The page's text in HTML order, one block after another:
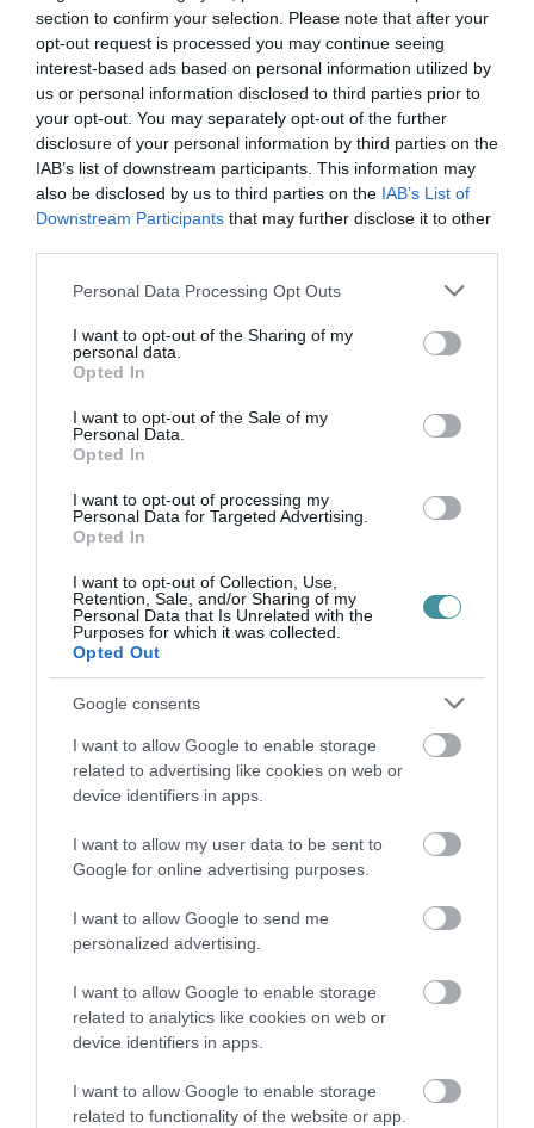
section to confirm your selection. Please note that after your
opt-out request is processed you may continue seeing
interest-based ads based on personal information utilized by
us or personal information disclosed to third parties prior to
your opt-out. You may separately opt-out of the further
disclosure of your personal information by third parties on the
IAB’s list of downstream participants. This information may
also be disclosed by us to third parties on the IAB’s List of
Downstream Participants that may further disclose it to other
Please note that this website/app uses one or more Google
not limited to your visit or usage behaviour. You may click to
grant or deny consent to Google and its third-party tags to
use your data for below specified purposes in below Google
consent section.
Personal Data Processing Opt Outs
I want to opt-out of the Sharing of my
personal data.
Opted In
I want to opt-out of the Sale of my
Personal Data.
Opted In
I want to opt-out of processing my
Personal Data for Targeted Advertising.
Opted In
I want to opt-out of Collection, Use,
Retention, Sale, and/or Sharing of my
Personal Data that Is Unrelated with the
Purposes for which it was collected.
Opted Out
Google consents
I want to allow Google to enable storage
related to advertising like cookies on web or
device identifiers in apps.
I want to allow my user data to be sent to
Google for online advertising purposes.
I want to allow Google to send me
personalized advertising.
I want to allow Google to enable storage
related to analytics like cookies on web or
device identifiers in apps.
I want to allow Google to enable storage
related to functionality of the website or app.
2026. augusztus 09|Promóció
35 PERCES TANÓRÁK ÉS KEVESEBB HÁZI
FELADAT JÖHET AZ ALSÓ ...
2026. augusztus 08| Mindenki ügye
BAKA ANDRÁST JELÖLI KÖZTÁRSASÁGI
2026. augusztus 08 Mindenki ügye
TATA ELBŰVÖLŐ LÁTVÁNYOSSÁGAI,
AMIKÉRT ÉRDEMES MEGNÉZNI
2026. augusztus 08|Promóció
TÖBB MINT EGY HÓNAP IS LEHET, MIRE
TELJESEN ÚJRAINDUL A P...
TANULJ NÉMETÜL OTTHONRÓL: A